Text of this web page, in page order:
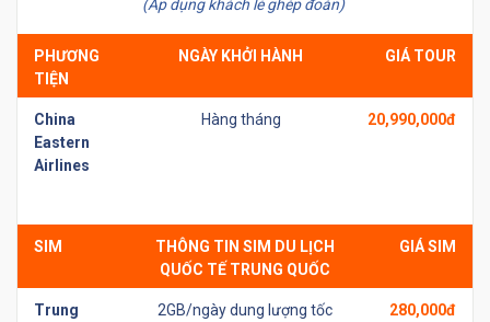
(Áp dụng khách lẻ ghép đoàn)
PHƯƠNG
TIỆN
NGÀY KHỞI HÀNH GIÁ TOUR
China
Eastern
Airlines
Hàng tháng 20,990,000đ
SIM
THÔNG TIN SIM DU LỊCH
QUỐC TẾ TRUNG QUỐC
GIÁ SIM
Trung
2GB/ngày dung lượng tốc
280,000đ